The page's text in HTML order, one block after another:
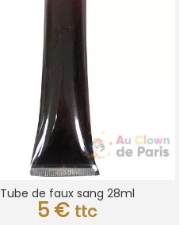
Tube de faux sang 28ml
5 € ttc